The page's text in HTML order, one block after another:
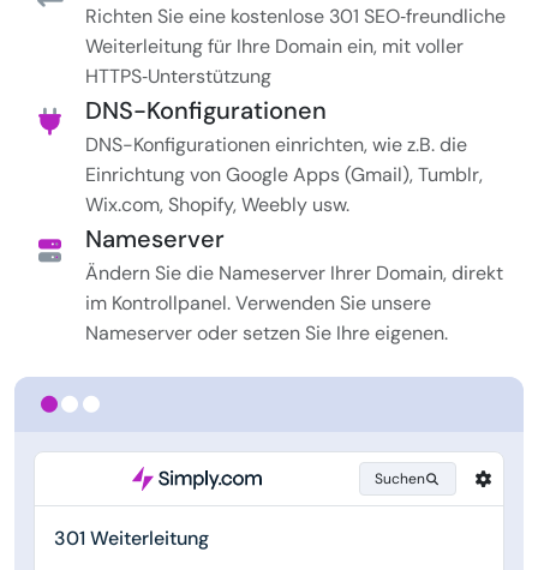
Suchen
301 Weiterleitung
Richten Sie eine kostenlose 301 SEO‑freundliche
Weiterleitung für Ihre Domain ein, mit voller
HTTPS‑Unterstützung
DNS-Konfigurationen
DNS-Konfigurationen einrichten, wie z.B. die
Einrichtung von Google Apps (Gmail), Tumblr,
Wix.com, Shopify, Weebly usw.
Nameserver
Ändern Sie die Nameserver Ihrer Domain, direkt
im Kontrollpanel. Verwenden Sie unsere
Nameserver oder setzen Sie Ihre eigenen.